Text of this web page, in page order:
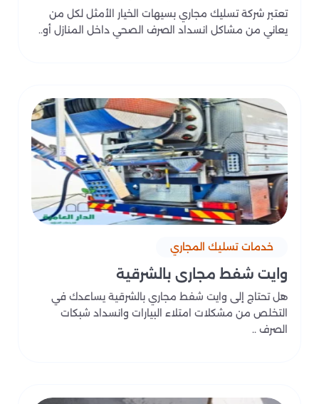
تعتبر شركة تسليك مجاري بسيهات الخيار الأمثل لكل من
يعاني من مشاكل انسداد الصرف الصحي داخل المنازل أو..
خدمات تسليك المجاري
وايت شفط مجاري بالشرقية
هل تحتاج إلى وايت شفط مجاري بالشرقية يساعدك في
التخلص من مشكلات امتلاء البيارات وانسداد شبكات
الصرف ..